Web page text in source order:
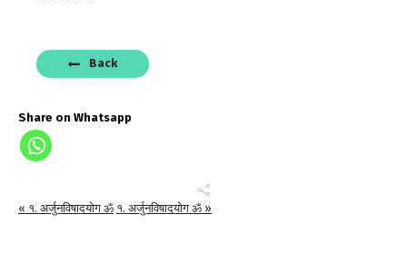
Back
Share on Whatsapp
« १. अर्जुनविषादयोग ॐ १. अर्जुनविषादयोग ॐ »